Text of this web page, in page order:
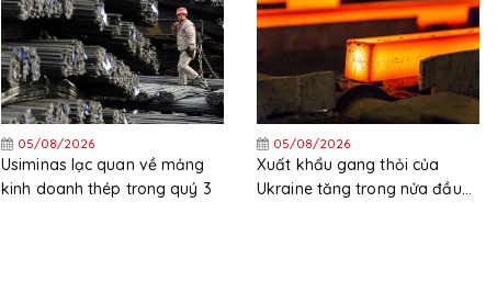
05/08/2026
Usiminas lạc quan về mảng
kinh doanh thép trong quý 3
05/08/2026
Xuất khẩu gang thỏi của
Ukraine tăng trong nửa đầu